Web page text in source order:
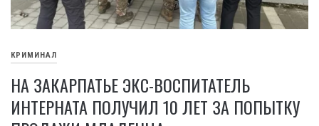
КРИМИНАЛ
НА ЗАКАРПАТЬЕ ЭКС-ВОСПИТАТЕЛЬ
ИНТЕРНАТА ПОЛУЧИЛ 10 ЛЕТ ЗА ПОПЫТКУ